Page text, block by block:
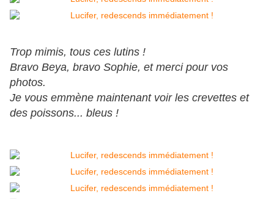
Trop mimis, tous ces lutins !
Bravo Beya, bravo Sophie, et merci pour vos
photos.
Je vous emmène maintenant voir les crevettes et
des poissons... bleus !